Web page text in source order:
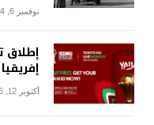
نوفمبر 6, 2024
إطلاق
إفريقيا
أكتوبر 12, 2025